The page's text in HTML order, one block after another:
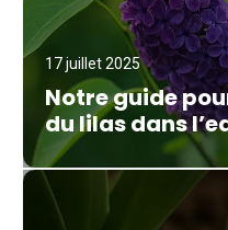
17 juillet 2025
Notre guide
du lilas dans